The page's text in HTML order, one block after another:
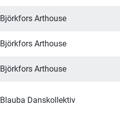
Björkfors Arthouse
Björkfors Arthouse
Björkfors Arthouse
Blauba Danskollektiv